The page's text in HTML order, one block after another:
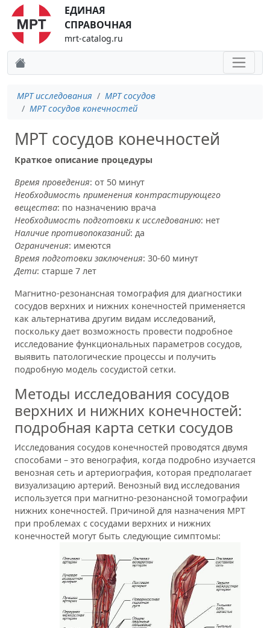
ЕДИНАЯ
СПРАВОЧНАЯ
mrt-catalog.ru
МРТ исследования
МРТ сосудов
МРТ сосудов конечностей
МРТ сосудов конечностей
Краткое описание процедуры
Время проведения: от 50 минут
Необходимость применения контрастирующего
вещества: по назначению врача
Необходимость подготовки к исследованию: нет
Наличие противопоказаний: да
Ограничения: имеются
Время подготовки заключения: 30-60 минут
Дети: старше 7 лет
Магнитно-резонансная томография для диагностики
сосудов верхних и нижних конечностей применяется
как альтернатива другим видам исследований,
поскольку дает возможность провести подробное
исследование функциональных параметров сосудов,
выявить патологические процессы и получить
подробную модель сосудистой сетки.
Методы исследования сосудов
верхних и нижних конечностей:
подробная карта сетки сосудов
Исследования сосудов конечностей проводятся двумя
способами – это венография, когда подробно изучается
венозная сеть и артериография, которая предполагает
визуализацию артерий. Венозный вид исследования
используется при магнитно-резонансной томографии
нижних конечностей. Причиной для назначения МРТ
при проблемах с сосудами верхних и нижних
конечностей могут быть следующие симптомы: